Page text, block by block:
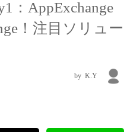
：AppExchange
！注目ソリュー
K.Y